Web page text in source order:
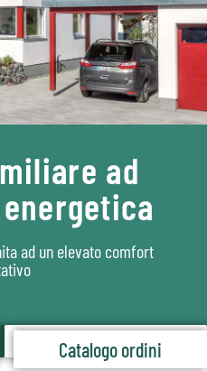
ad
ad un elevato comfort
Catalogo ordini
Catalogo ordini